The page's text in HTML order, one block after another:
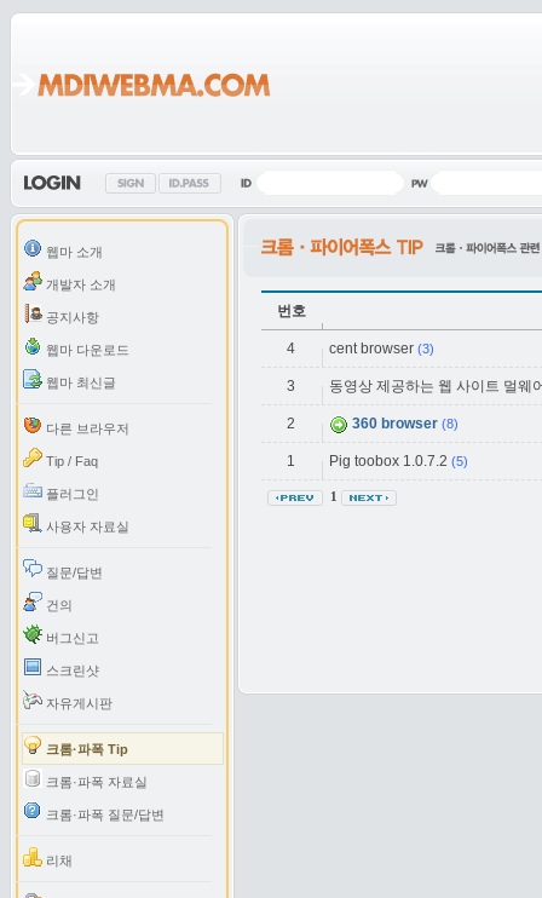
웹마 소개
개발자 소개
공지사항
웹마 다운로드
웹마 최신글
다른 브라우저
Tip / Faq
플러그인
사용자 자료실
질문/답변
건의
버그신고
스크린샷
자유게시판
크롬·파폭 Tip
크롬·파폭 자료실
크롬·파폭 질문/답변
리채
번호
4 cent browser (3)
3 동영상 제공하는 웹 사이트 멀웨
2 360 browser (8)
1 Pig toobox 1.0.7.2 (5)
1